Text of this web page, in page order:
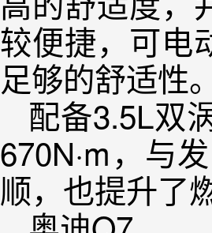
较便捷，可电
足够的舒适性
配备3.5L双
670N·m，与
顺，也提升了